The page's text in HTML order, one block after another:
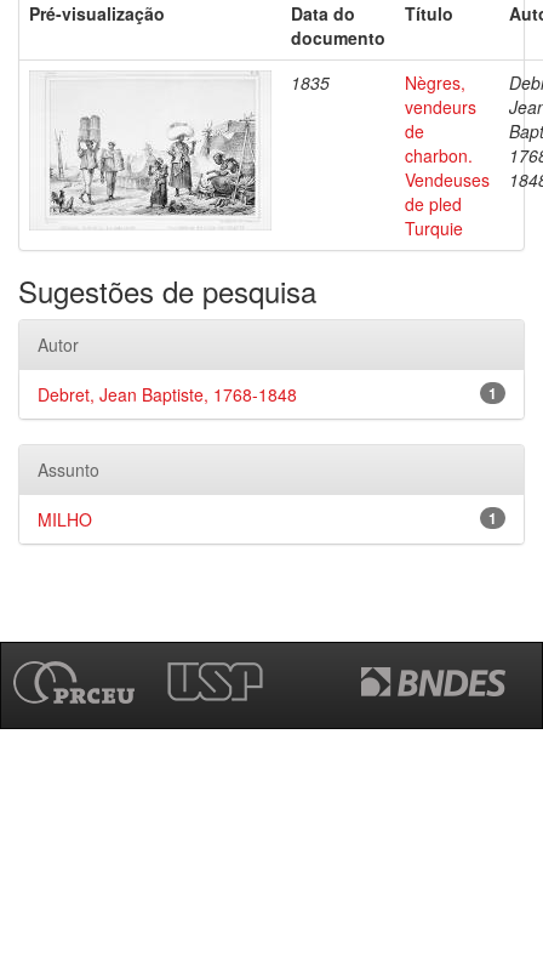
Pré-visualização
Data do
documento
Título
1835
Nègres,
vendeurs
de
charbon.
Vendeuses
de pled
Turquie
Sugestões de pesquisa
Autor
1
Debret, Jean Baptiste, 1768-1848
Assunto
1
MILHO